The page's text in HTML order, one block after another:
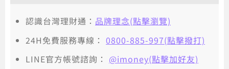
認識台灣理財通： 品牌理念(點擊瀏覽)
24H免費服務專線： 0800-885-997(點擊撥打)
LINE官方帳號諮詢： @imoney(點擊加好友)